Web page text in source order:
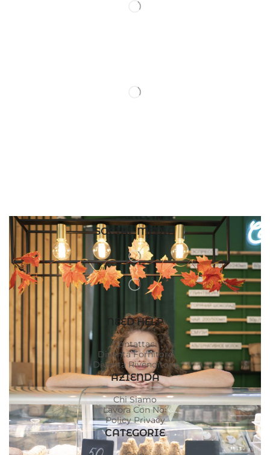
SOCIAL MEDIA
NEED HELP
Contattaci
Diventa Fornitore
Diventa Rivenditore
AZIENDA
Chi Siamo
Lavora Con Noi
Policy Privacy
CATEGORIE